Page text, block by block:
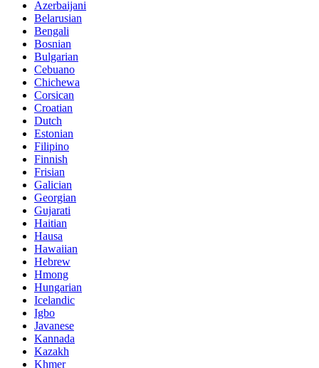
Azerbaijani
Belarusian
Bengali
Bosnian
Bulgarian
Cebuano
Chichewa
Corsican
Croatian
Dutch
Estonian
Filipino
Finnish
Frisian
Galician
Georgian
Gujarati
Haitian
Hausa
Hawaiian
Hebrew
Hmong
Hungarian
Icelandic
Igbo
Javanese
Kannada
Kazakh
Khmer